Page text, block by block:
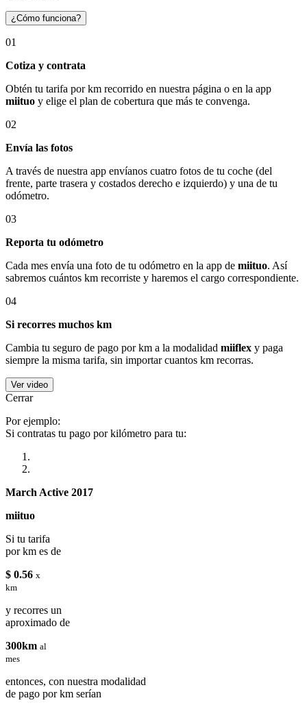
¿Cómo funciona?
01
Cotiza y contrata
Obtén tu tarifa por km recorrido en nuestra página o en la app
miituo y elige el plan de cobertura que más te convenga.
02
Envía las fotos
A través de nuestra app envíanos cuatro fotos de tu coche (del
frente, parte trasera y costados derecho e izquierdo) y una de tu
odómetro.
03
Reporta tu odómetro
Cada mes envía una foto de tu odómetro en la app de miituo. Así
sabremos cuántos km recorriste y haremos el cargo correspondiente.
04
Si recorres muchos km
Cambia tu seguro de pago por km a la modalidad miiflex y paga
siempre la misma tarifa, sin importar cuantos km recorras.
Ver video
Cerrar
Por ejemplo:
Si contratas tu pago por kilómetro para tu:
March Active 2017
miituo
Si tu tarifa
por km es de
$ 0.56 x
km
y recorres un
aproximado de
300km al
mes
entonces, con nuestra modalidad
de pago por km serían